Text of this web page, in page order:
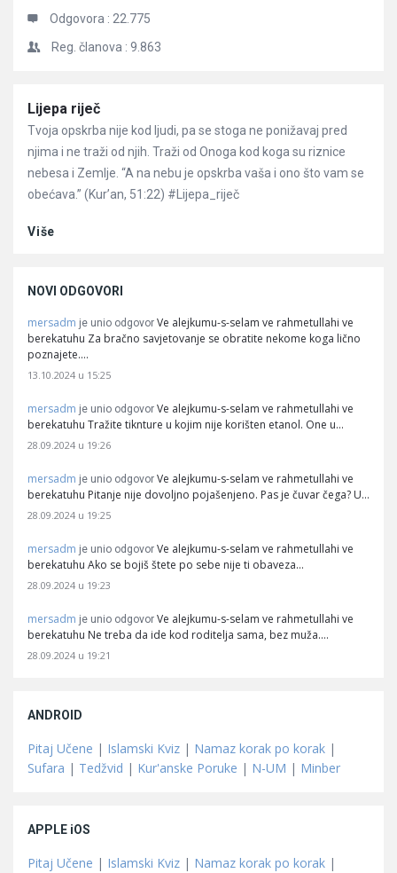
Odgovora : 22.775
Reg. članova : 9.863
Članci
Lijepa riječ
Tvoja opskrba nije kod ljudi, pa se stoga ne ponižavaj pred
njima i ne traži od njih. Traži od Onoga kod koga su riznice
nebesa i Zemlje. “A na nebu je opskrba vaša i ono što vam se
obećava.” (Kur’an, 51:22) #Lijepa_riječ
Više
NOVI ODGOVORI
mersadm je unio odgovor Ve alejkumu-s-selam ve rahmetullahi ve
berekatuhu Za bračno savjetovanje se obratite nekome koga lično
poznajete.…
13.10.2024 u 15:25
mersadm je unio odgovor Ve alejkumu-s-selam ve rahmetullahi ve
berekatuhu Tražite tiknture u kojim nije korišten etanol. One u…
28.09.2024 u 19:26
mersadm je unio odgovor Ve alejkumu-s-selam ve rahmetullahi ve
berekatuhu Pitanje nije dovoljno pojašenjeno. Pas je čuvar čega? U…
28.09.2024 u 19:25
mersadm je unio odgovor Ve alejkumu-s-selam ve rahmetullahi ve
berekatuhu Ako se bojiš štete po sebe nije ti obaveza…
28.09.2024 u 19:23
mersadm je unio odgovor Ve alejkumu-s-selam ve rahmetullahi ve
berekatuhu Ne treba da ide kod roditelja sama, bez muža.…
28.09.2024 u 19:21
ANDROID
Pitaj Učene | Islamski Kviz | Namaz korak po korak |
Sufara | Tedžvid | Kur'anske Poruke | N-UM | Minber
APPLE iOS
Pitaj Učene | Islamski Kviz | Namaz korak po korak |